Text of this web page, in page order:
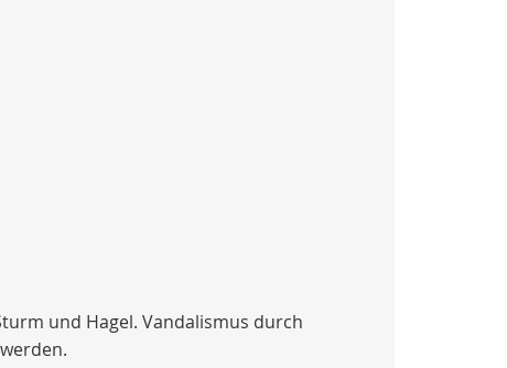
und Hagel. Vandalismus durch